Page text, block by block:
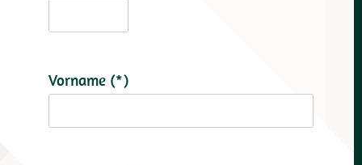
Vorname (*)